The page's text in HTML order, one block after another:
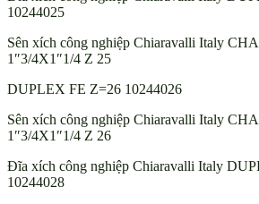
10244025
Sên xích công nghiệp Chiaravalli Italy
1″3/4X1″1/4 Z 25
DUPLEX FE Z=26 10244026
Sên xích công nghiệp Chiaravalli Italy
1″3/4X1″1/4 Z 26
Đĩa xích công nghiệp Chiaravalli Italy
10244028